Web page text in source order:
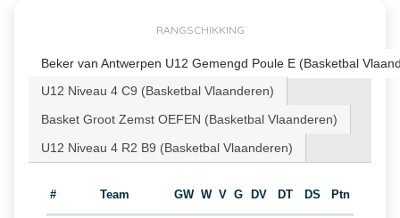
RANGSCHIKKING
Beker van Antwerpen U12 Gemengd Poule E (Basketbal
U12 Niveau 4 C9 (Basketbal Vlaanderen)
Basket Groot Zemst OEFEN (Basketbal Vlaanderen)
U12 Niveau 4 R2 B9 (Basketbal Vlaanderen)
# Team GW W V G DV DT DS Ptn